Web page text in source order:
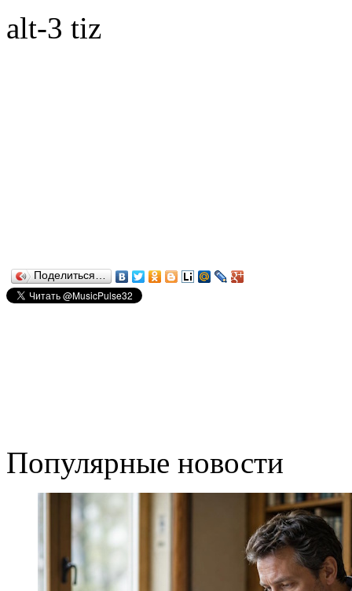
alt-3 tiz
Поделиться…
Популярные новости